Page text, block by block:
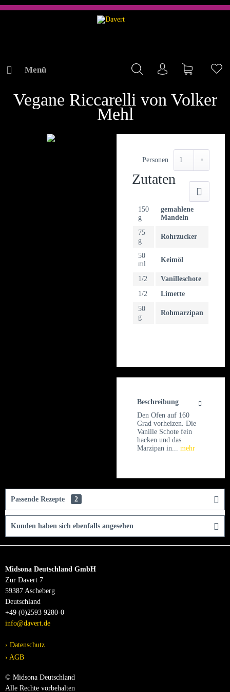
Menü Mein KontoWarenkorb
REZEPTE
Vegane Riccarelli von Volker
Mehl
Personen
Zutaten
150
g
gemahlene
Mandeln
75
g
Rohrzucker
50
ml
Keimöl
1/2
Vanilleschote
1/2
Limette
50
g
Rohmarzipan
Beschreibung
Den Ofen auf 160
Grad vorheizen. Die
Vanille Schote fein
hacken und das
Marzipan in... mehr
Passende Rezepte 2
Kunden haben sich ebenfalls angesehen
Midsona Deutschland GmbH
Zur Davert 7
59387 Ascheberg
Deutschland
+49 (0)2593 9280-0
info@davert.de
Datenschutz
AGB
© Midsona Deutschland
Alle Rechte vorbehalten